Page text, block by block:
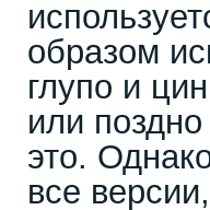
образом
глупо и
или
это.
все